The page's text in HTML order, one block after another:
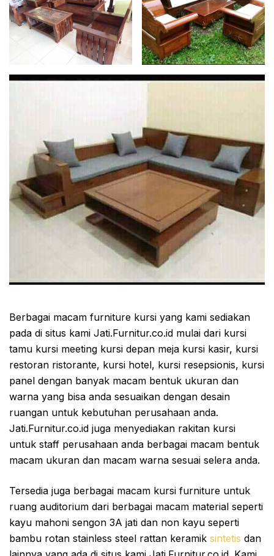
Berbagai macam furniture kursi yang kami sediakan
pada di situs kami Jati.Furnitur.co.id mulai dari kursi
tamu kursi meeting kursi depan meja kursi kasir, kursi
restoran ristorante, kursi hotel, kursi resepsionis, kursi
panel dengan banyak macam bentuk ukuran dan
warna yang bisa anda sesuaikan dengan desain
ruangan untuk kebutuhan perusahaan anda.
Jati.Furnitur.co.id juga menyediakan rakitan kursi
untuk staff perusahaan anda berbagai macam bentuk
macam ukuran dan macam warna sesuai selera anda.
Tersedia juga berbagai macam kursi furniture untuk
ruang auditorium dari berbagai macam material seperti
kayu mahoni sengon 3A jati dan non kayu seperti
bambu rotan stainless steel rattan keramik sintetis dan